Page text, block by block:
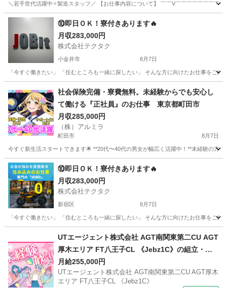
＼若手世代活躍中✧製造スタッフ／ 【お仕事内容について】 ￣￣V￣￣￣￣￣￣￣￣
東京 羽村市 工場 健康保険
⑩即日ＯＫ！寮付きあります🔥
月収283,000円
株式会社テクタク
小金井市 8月7日
「今すぐ働きたい」 「住むところも一緒に探したい」 そんな方に向けたお仕事をご
物流
社会保険完備・寮費無料。未経験からでも安心し
て働ける『正社員』のお仕事 東京都町田市
月収285,000円
（株）アルミラ
町田市 8月7日
今すぐ新生活スタートできます🌟 **20代〜40代の男女が幅広く活躍中！**未経験の
東京 町田市 工場 未経験
⑩即日ＯＫ！寮付きあります🔥
月収283,000円
株式会社テクタク
新宿区 8月7日
「今すぐ働きたい」 「住むところも一緒に探したい」 そんな方に向けたお仕事をご
UTエージェント株式会社 AGT南関東第二CU AGT
厚木エリア FT八王子CL 《Jebz1C》の組立・自
動溶接・組付け 【公的機関】
月給255,000円
UTエージェント株式会社 AGT南関東第二CU AGT厚木
エリア FT八王子CL 《Jebz1C》